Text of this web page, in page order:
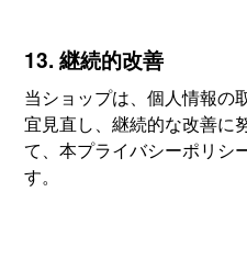
13. 継続的改善
当ショップは、個人情報の
宜見直し、継続的な改善に
て、本プライバシーポリシ
す。